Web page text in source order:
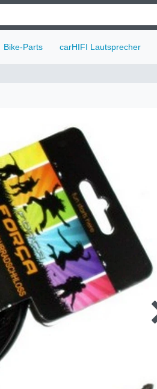
Bike-Parts carHIFI Lautsprecher